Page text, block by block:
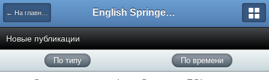
← На главную English Springer Spaniel Club
Новые публикации
По типу По времени